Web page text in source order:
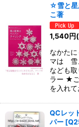
☆雪と星
こ著
1,540円
なかた
マは 雪
なども
ラー ★
を入れ
QCレッ
パー [